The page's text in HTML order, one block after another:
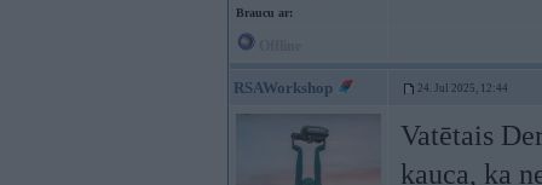
Braucu ar:
RSAWorkshop 24. Jul 2025, 12:44
Vatētais
kauca, ka